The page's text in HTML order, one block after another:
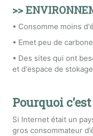
>>
• Consomme moins
• Emet peu de carbone
• Des sites qui ont
et d'espace de stokage
Pourquoi
Si Internet était un
gros consommateur